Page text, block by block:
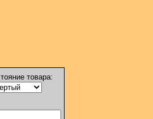
товара: